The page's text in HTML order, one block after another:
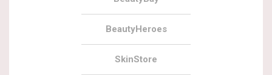
BeautyHeroes
SkinStore